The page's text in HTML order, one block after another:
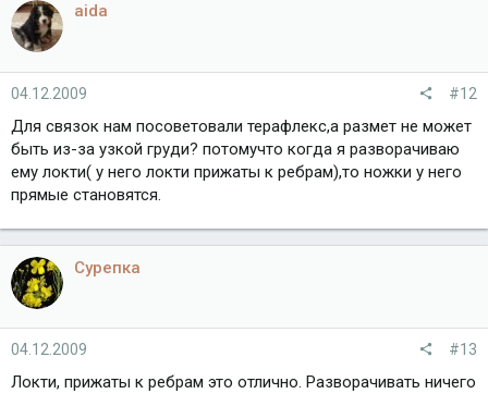
aida
04.12.2009 #12
Для связок нам посоветовали терафлекс,а размет не может
быть из-за узкой груди? потомучто когда я разворачиваю
ему локти( у него локти прижаты к ребрам),то ножки у него
прямые становятся.
Сурепка
04.12.2009 #13
Локти, прижаты к ребрам это отлично. Разворачивать ничего